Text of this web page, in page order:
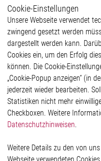
Weitere Links
Glossar
Kontakt
Hinweisgeberschutzsystem
Impressum
Datenschutzerklärung
Cookie-Popup anzeigen
Elmos Semiconductor SE
Cookie-Einstellungen
Unsere Webseite verwendet
zwingend gesetzt werden
dargestellt werden kann.
Cookies ein, um den Erfolg
können. Die Cookie-
„Cookie-Popup anzeigen“ (in
jederzeit wieder bearbeiten.
Statistiken nicht mehr
Checkboxen. Weitere
Datenschutzhinweisen.
Weitere Details zu den von